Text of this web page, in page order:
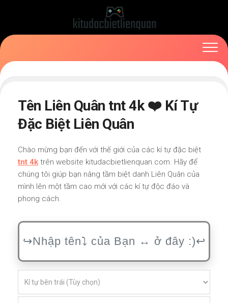
Tên Liên Quân tnt 4k ❤️ Kí Tự
Đặc Biệt Liên Quân
Chào mừng bạn đến với thế giới của các kí tự đặc biệt
tnt 4k trên website kitudacbietlienquan.com. Hãy để
chúng tôi giúp bạn nâng tầm biệt danh Liên Quân của
mình lên một tầm cao mới với các kí tự độc đáo và
phong cách.